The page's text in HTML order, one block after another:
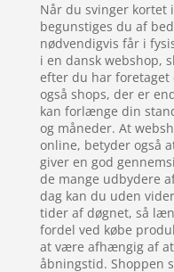
Når du svinger kortet
begunstiges du af
nødvendigvis får i
i en dansk webshop,
efter du har
også shops, der er
kan forlænge din
og måneder. At
online, betyder også
giver en god
de mange udbydere
dag kan du uden
tider af døgnet, så
fordel ved købe
at være afhængig af
åbningstid. Shoppen